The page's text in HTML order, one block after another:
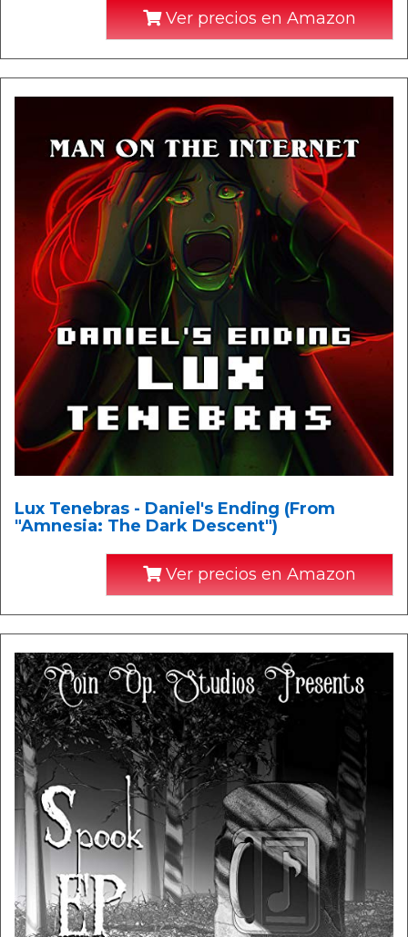
Ver precios en Amazon
Lux Tenebras - Daniel's Ending (From
"Amnesia: The Dark Descent")
Ver precios en Amazon